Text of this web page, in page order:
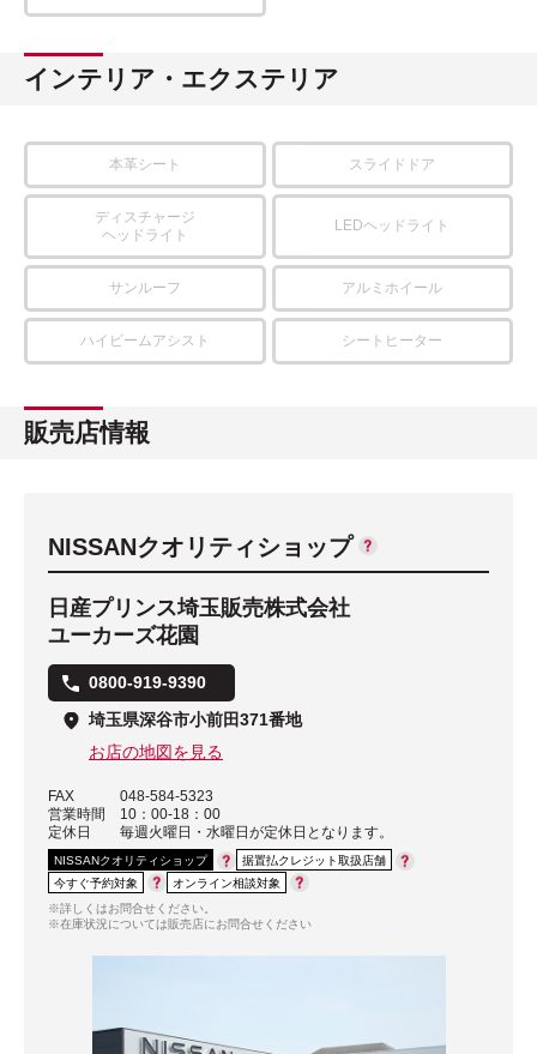
インテリア・エクステリア
本革シート スライドドア
ディスチャージ
ヘッドライト
LEDヘッドライト
サンルーフ アルミホイール
ハイビームアシスト シートヒーター
販売店情報
NISSANクオリティショップ
日産プリンス埼玉販売株式会社
ユーカーズ花園
0800-919-9390
埼玉県深谷市小前田371番地
お店の地図を見る
FAX
048-584-5323
営業時間
10：00-18：00
定休日
毎週火曜日・水曜日が定休日となります。
NISSANクオリティショップ
据置払クレジット取扱店舗
今すぐ予約対象
オンライン相談対象
※詳しくはお問合せください。
※在庫状況については販売店にお問合せください